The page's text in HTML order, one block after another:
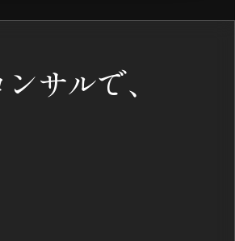
サルで、